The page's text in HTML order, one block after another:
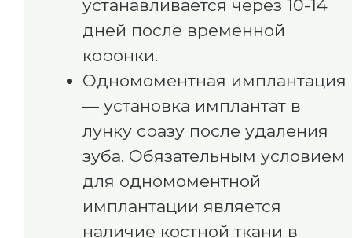
устанавливается через 10-14
дней после временной
коронки.
Одномоментная имплантация
— установка имплантат в
лунку сразу после удаления
зуба. Обязательным условием
для одномоментной
имплантации является
наличие костной ткани в